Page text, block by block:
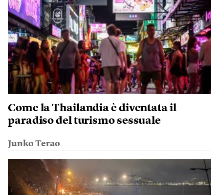
Come la Thailandia è diventata il
paradiso del turismo sessuale
Junko Terao